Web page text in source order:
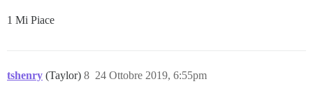
1 Mi Piace
tshenry (Taylor) 24 Ottobre 2019, 6:55pm
8